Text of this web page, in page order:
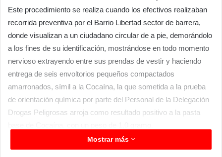
Este procedimiento se realiza cuando los efectivos realizaban
recorrida preventiva por el Barrio Libertad sector de barrera,
donde visualizan a un ciudadano circular de a pie, demorándolo
a los fines de su identificación, mostrándose en todo momento
nervioso extrayendo entre sus prendas de vestir y haciendo
entrega de seis envoltorios pequeños compactados
amarronados, símil a la Cocaína, la que sometida a la prueba
de orientación química por parte del Personal de la Delegación
Drogas Peligrosas arroja como resultado positivo a la pasta
El demorado de 23 años de edad, domiciliado en el Barrio 1° de
Mayo de esta ciudad fue notificado de la causa judicial,
Mostrar más